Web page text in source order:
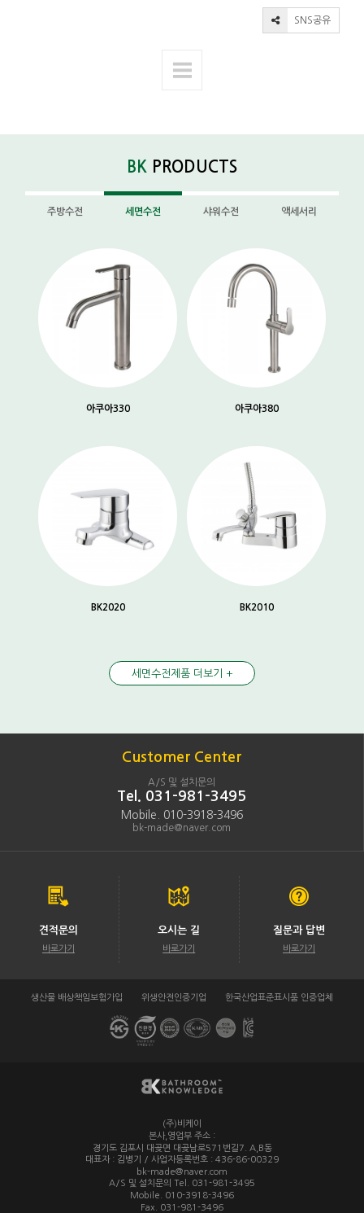
SNS공유
BK PRODUCTS
주방수전 세면수전 샤워수전 액세서리
아쿠아330 아쿠아380
BK2020 BK2010
세면수전제품 더보기 +
Customer Center
A/S 및 설치문의
Tel. 031-981-3495
Mobile. 010-3918-3496
bk-made@naver.com
견적문의
바로가기
오시는 길
바로가기
질문과 답변
바로가기
생산물 배상책임보험가입 위생안전인증기업 한국산업표준표시품 인증업체
(주)비케이
/
본사,영업부 주소 :
경기도 김포시 대곶면 대곶남로571번길7. A,B동
대표자 : 김병기 / 사업자등록번호 : 436-86-00329
/
bk-made@naver.com
A/S 및 설치문의 Tel. 031-981-3495
/
Mobile. 010-3918-3496
/
Fax. 031-981-3496